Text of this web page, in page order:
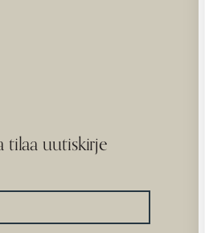
tilaa uutiskirje